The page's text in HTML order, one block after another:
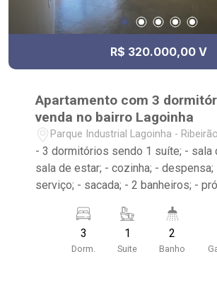
R$ 320.000,00 V
Apartamento com 3
venda no bairro Lagoinha
Parque Industrial Lagoinha -
- 3 dormitórios sendo 1 suíte; - sala
sala de estar; - cozinha; - despensa;
serviço; - sacada; - 2 banheiros; -
3
Dorm.
1
Suite
2
Banho